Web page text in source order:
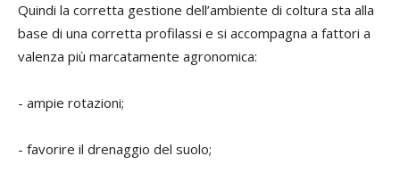
Quindi la corretta gestione dell’ambiente di coltura sta alla
base di una corretta profilassi e si accompagna a fattori a
valenza più marcatamente agronomica:
- ampie rotazioni;
- favorire il drenaggio del suolo;